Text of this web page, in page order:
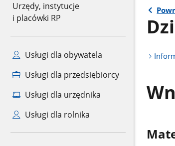
Urzędy, instytucje
i placówki RP
Usługi dla obywatela
Usługi dla przedsiębiorcy
Usługi dla urzędnika
Usługi dla rolnika